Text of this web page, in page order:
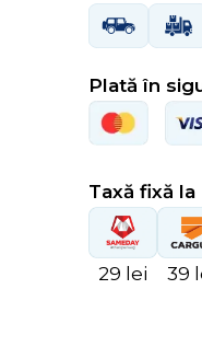
Plată în
Taxă fixă la
29 lei 39